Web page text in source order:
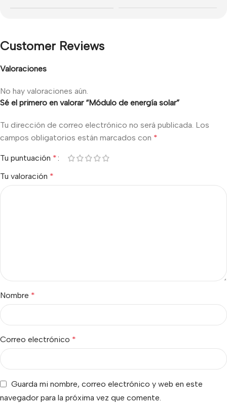
Customer Reviews
Valoraciones
No hay valoraciones aún.
Sé el primero en valorar “Módulo de energía solar”
Tu dirección de correo electrónico no será publicada. Los
campos obligatorios están marcados con *
Tu puntuación *
Tu valoración *
Nombre *
Correo electrónico *
Guarda mi nombre, correo electrónico y web en este
navegador para la próxima vez que comente.